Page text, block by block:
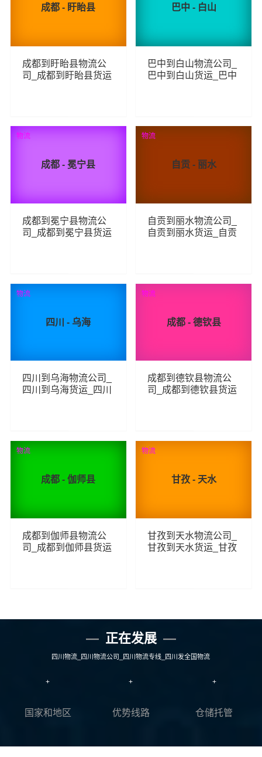
成都 - 盱眙县
成都到盱眙县物流公
司_成都到盱眙县货运
69 查看详细
巴中 - 白山
巴中到白山物流公司_
巴中到白山货运_巴中
220 查看详细
成都 - 冕宁县
成都到冕宁县物流公
司_成都到冕宁县货运
61 查看详细
物流
自贡 - 丽水
自贡到丽水物流公司_
自贡到丽水货运_自贡
230 查看详细
物流
四川 - 乌海
四川到乌海物流公司_
四川到乌海货运_四川
94 查看详细
物流
成都 - 德钦县
成都到德钦县物流公
司_成都到德钦县货运
68 查看详细
物流
成都 - 伽师县
成都到伽师县物流公
司_成都到伽师县货运
物流
甘孜 - 天水
甘孜到天水物流公司_
甘孜到天水货运_甘孜
物流
正在发展
四川物流_四川物流公司_四川物流专线_四川发全国物流
+
国家和地区
+
优势线路
+
仓储托管